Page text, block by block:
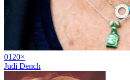
01 20×
Judi Dench